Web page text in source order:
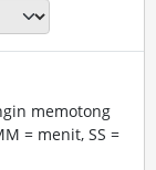
memotong
= menit, SS =